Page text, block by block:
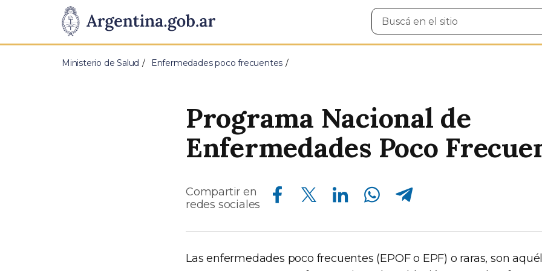
Presidencia
de
Pasar al contenido principal
Buscar
en
Ministerio de Salud Enfermedades poco frecuentes
Programa Nacional de
Enfermedades Poco
Compartir en
redes sociales
Compartir en Facebook Compartir en Twitter Compartir en Linkedin Compartir en Whatsapp Compartir en Telegram
Las enfermedades poco frecuentes (EPOF o EPF) o raras, son